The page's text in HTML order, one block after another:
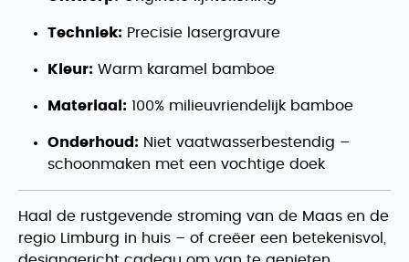
Techniek: Precisie lasergravure
Kleur: Warm karamel bamboe
Materiaal: 100% milieuvriendelijk bamboe
Onderhoud: Niet vaatwasserbestendig –
schoonmaken met een vochtige doek
Haal de rustgevende stroming van de Maas en de
regio Limburg in huis – of creëer een betekenisvol,